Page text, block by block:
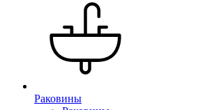
Раковины